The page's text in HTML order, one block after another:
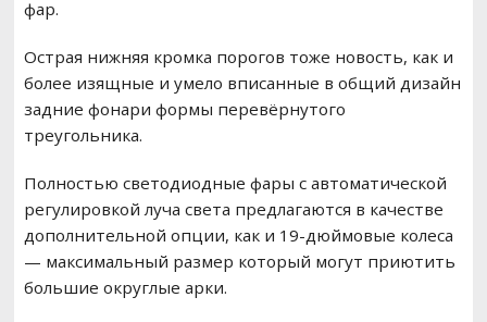
фар.
Острая нижняя кромка порогов тоже новость, как и
более изящные и умело вписанные в общий дизайн
задние фонари формы перевёрнутого
треугольника.
Полностью светодиодные фары с автоматической
регулировкой луча света предлагаются в качестве
дополнительной опции, как и 19-дюймовые колеса
— максимальный размер который могут приютить
большие округлые арки.